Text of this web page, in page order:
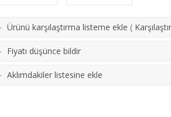
· Ürünü karşılaştırma listeme ekle ( Karşılaştır
· Fiyatı düşünce bildir
· Aklımdakiler listesine ekle